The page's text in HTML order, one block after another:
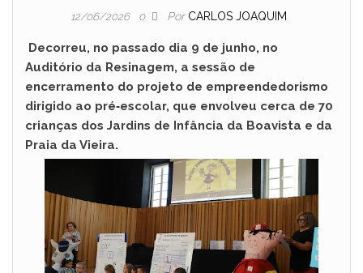
12/06/2026 0 Por CARLOS JOAQUIM
Decorreu, no passado dia 9 de junho, no
Auditório da Resinagem, a sessão de
encerramento do projeto de empreendedorismo
dirigido ao pré‑escolar, que envolveu cerca de 70
crianças dos Jardins de Infância da Boavista e da
Praia da Vieira.